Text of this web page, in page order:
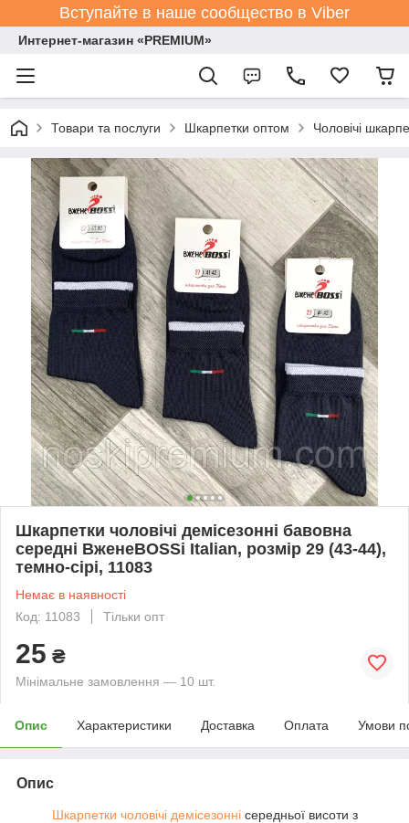
Вступайте в наше сообщество в Viber
Интернет-магазин «PREMIUM»
Товари та послуги Шкарпетки оптом Чоловічі
Шкарпетки чоловічі демісезонні бавовна
середні ВженеBOSSі Italian, розмір 29 (43-44),
темно-сірі, 11083
Немає в наявності
Код: 11083
Тільки опт
25 ₴
Мінімальне замовлення — 10 шт.
Опис Характеристики Доставка Оплата Умови
Опис
Шкарпетки чоловічі демісезоннісередньої висоти з